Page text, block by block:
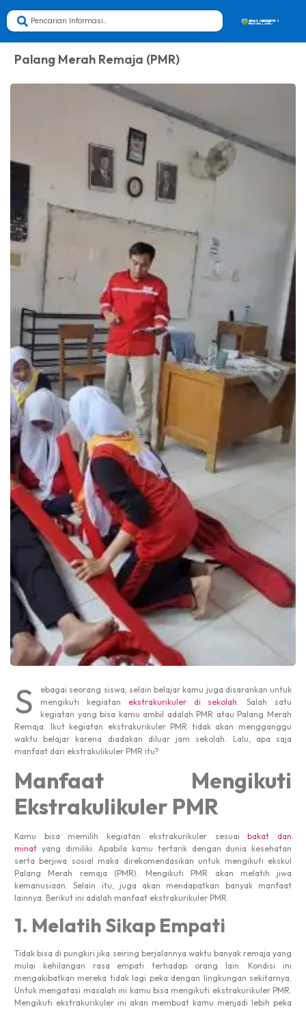
Palang Merah Remaja (PMR)
S
ebagai seorang siswa, selain belajar kamu juga disarankan untuk
mengikuti kegiatan ekstrakurikuler di sekolah . Salah satu
kegiatan yang bisa kamu ambil adalah PMR atau Palang Merah
Remaja. Ikut kegiatan ekstrakurikuler PMR tidak akan mengganggu
waktu belajar karena diadakan diluar jam sekolah. Lalu, apa saja
manfaat dari ekstrakulikuler PMR itu?
Manfaat Mengikuti
Ekstrakulikuler PMR
Kamu bisa memilih kegiatan ekstrakurikuler sesuaibakat dan
minat yang dimiliki. Apabila kamu tertarik dengan dunia kesehatan
serta berjiwa sosial maka direkomendasikan untuk mengikuti ekskul
Palang Merah remaja (PMR). Mengikuti PMR akan melatih jiwa
kemanusiaan. Selain itu, juga akan mendapatkan banyak manfaat
lainnya. Berikut ini adalah manfaat ekstrakurikuler PMR.
1. Melatih Sikap Empati
Tidak bisa di pungkiri jika seiring berjalannya waktu banyak remaja yang
mulai kehilangan rasa empati terhadap orang lain. Kondisi ini
mengakibatkan mereka tidak lagi peka dengan lingkungan sekitarnya.
Untuk mengatasi masalah ini kamu bisa mengikuti ekstrakurikuler PMR.
Mengikuti ekstrakurikuler ini akan membuat kamu menjadi lebih peka